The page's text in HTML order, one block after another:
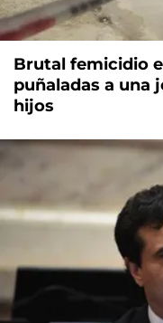
Brutal femicidio
puñaladas a una
hijos